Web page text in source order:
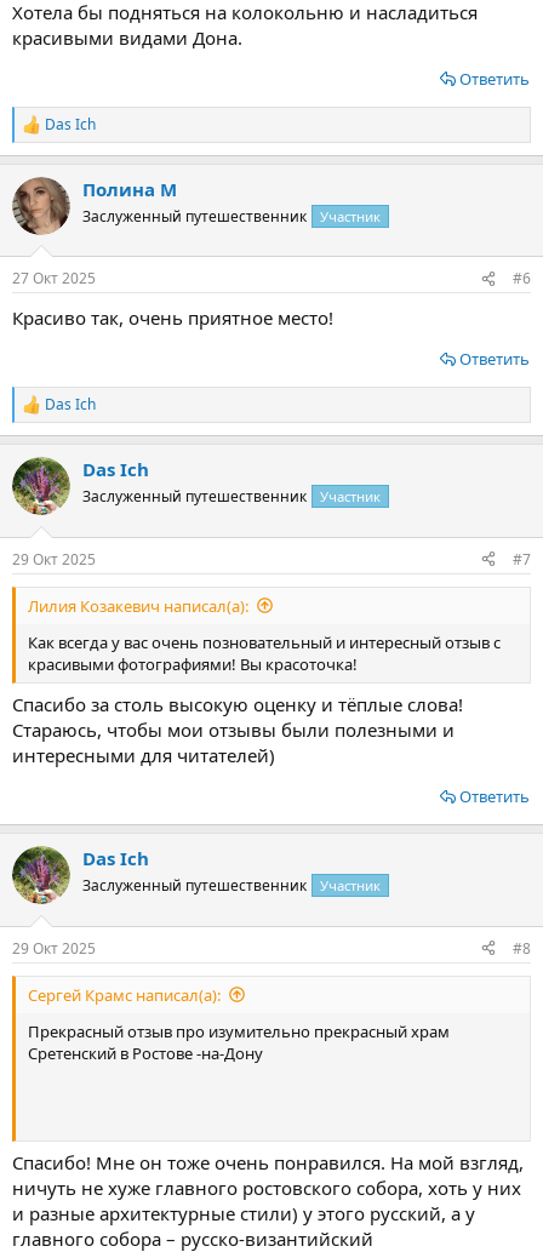
Хотела бы подняться на колокольню и насладиться
красивыми видами Дона.
Ответить
Р
е
к
ц
и
Das Ich
Полина М
Заслуженный путешественник Участник
27 Окт 2025 #6
Красиво так, очень приятное место!
Ответить
Р
е
к
ц
и
Das Ich
Das Ich
Заслуженный путешественник Участник
29 Окт 2025 #7
Лилия Козакевич написал(а):
Как всегда у вас очень позновательный и интересный отзыв с
красивыми фотографиями! Вы красоточка!
Спасибо за столь высокую оценку и тёплые слова!
Стараюсь, чтобы мои отзывы были полезными и
интересными для читателей)
Ответить
Das Ich
Заслуженный путешественник Участник
29 Окт 2025 #8
Сергей Крамс написал(а):
Прекрасный отзыв про изумительно прекрасный храм
Сретенский в Ростове -на-Дону
Спасибо! Мне он тоже очень понравился. На мой взгляд,
ничуть не хуже главного ростовского собора, хоть у них
и разные архитектурные стили) у этого русский, а у
главного собора – русско-византийский